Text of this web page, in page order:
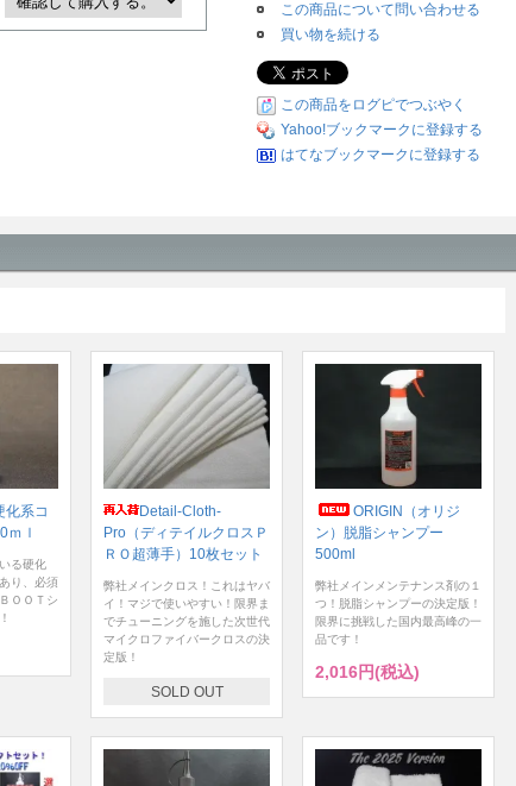
この商品について問い合わせる
買い物を続ける
この商品をログピでつぶやく
Yahoo!ブックマークに登録する
はてなブックマークに登録する
化系コ
ｍｌ
る硬化
り、必須
ＯＯＴシ
Detail-Cloth-
Pro（ディテイルクロスＰ
ＲＯ超薄手）10枚セット
弊社メインクロス！これはヤバ
イ！マジで使いやすい！限界ま
でチューニングを施した次世代
マイクロファイバークロスの決
定版！
SOLD OUT
ORIGIN（オリジ
ン）脱脂シャンプー
500ml
弊社メインメンテナンス剤の１
つ！脱脂シャンプーの決定版！
限界に挑戦した国内最高峰の一
品です！
2,016円(税込)